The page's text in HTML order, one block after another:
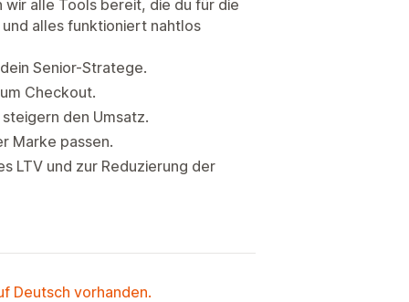
alle Tools bereit, die du für die
alles funktioniert nahtlos
Senior-Stratege.
Checkout.
den Umsatz.
Marke passen.
LTV und zur Reduzierung der
Deutsch vorhanden.